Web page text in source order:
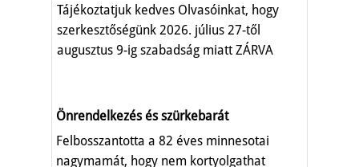
Tájékoztatjuk kedves Olvasóinkat, hogy
szerkesztőségünk 2026. július 27-től
augusztus 9-ig szabadság miatt ZÁRVA
Önrendelkezés és szürkebarát
Felbosszantotta a 82 éves minnesotai
nagymamát, hogy nem kortyolgathat